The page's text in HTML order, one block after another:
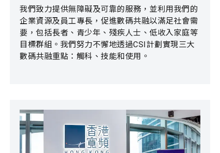
我們致力提供無障礙及可靠的服務，並利用我們的
企業資源及員工專長，促進數碼共融以滿足社會需
要，包括長者、青少年、殘疾人士、低收入家庭等
目標群組。我們努力不懈地透過CSI計劃實現三大
數碼共融重點：觸科、技能和使用。